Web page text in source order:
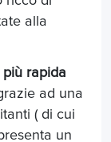
alla
più rapida
ad una
( di cui
un